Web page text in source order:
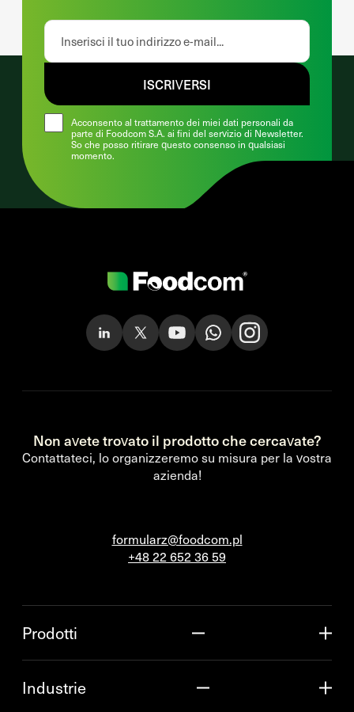
Acconsento al trattamento dei miei dati personali da
parte di Foodcom S.A. ai fini del servizio di Newsletter.
So che posso ritirare questo consenso in qualsiasi
momento.
ISCRIVERSI
Non avete trovato il prodotto che cercavate?
Contattateci, lo organizzeremo su misura per la vostra
azienda!
formularz@foodcom.pl
+48 22 652 36 59
Prodotti
Industrie